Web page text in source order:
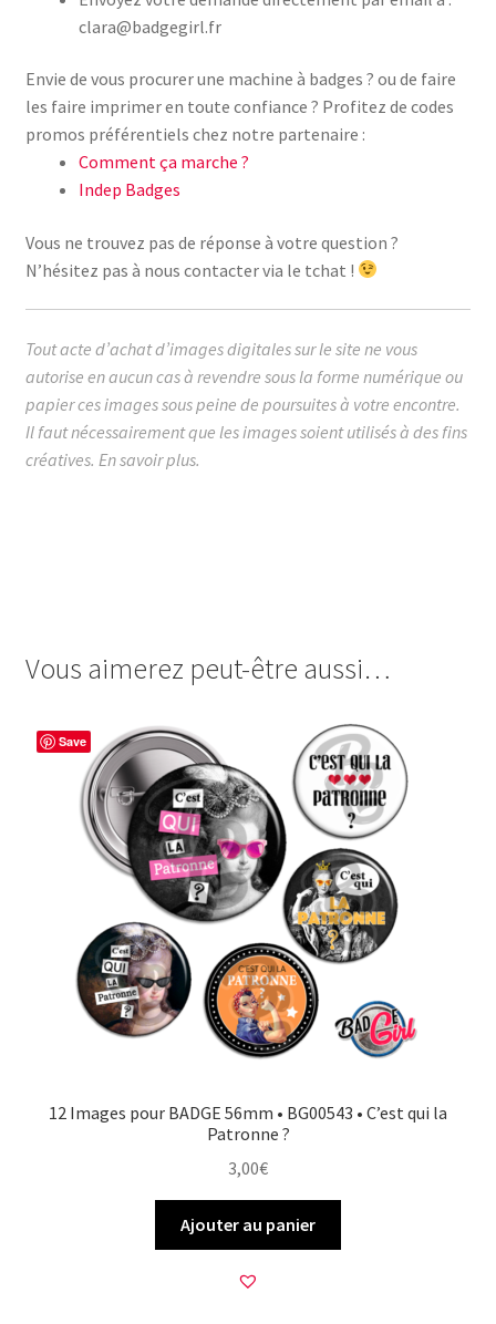
clara@badgegirl.fr
Envie de vous procurer une machine à badges ? ou de faire
les faire imprimer en toute confiance ? Profitez de codes
promos préférentiels chez notre partenaire :
Comment ça marche ?
Indep Badges
Vous ne trouvez pas de réponse à votre question ?
N’hésitez pas à nous contacter via le tchat !
Tout acte d’achat d’images digitales sur le site ne vous
autorise en aucun cas à revendre sous la forme numérique ou
papier ces images sous peine de poursuites à votre encontre.
Il faut nécessairement que les images soient utilisés à des fins
créatives. En savoir plus.
Vous aimerez peut-être aussi…
Save
12 Images pour BADGE 56mm • BG00543 • C’est qui la
Patronne ?
3,00€
Ajouter au panier